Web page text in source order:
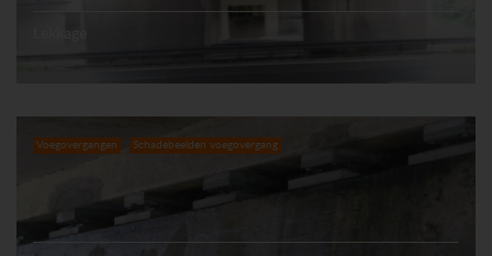
Voegovergangen Schadebeelden voegovergang